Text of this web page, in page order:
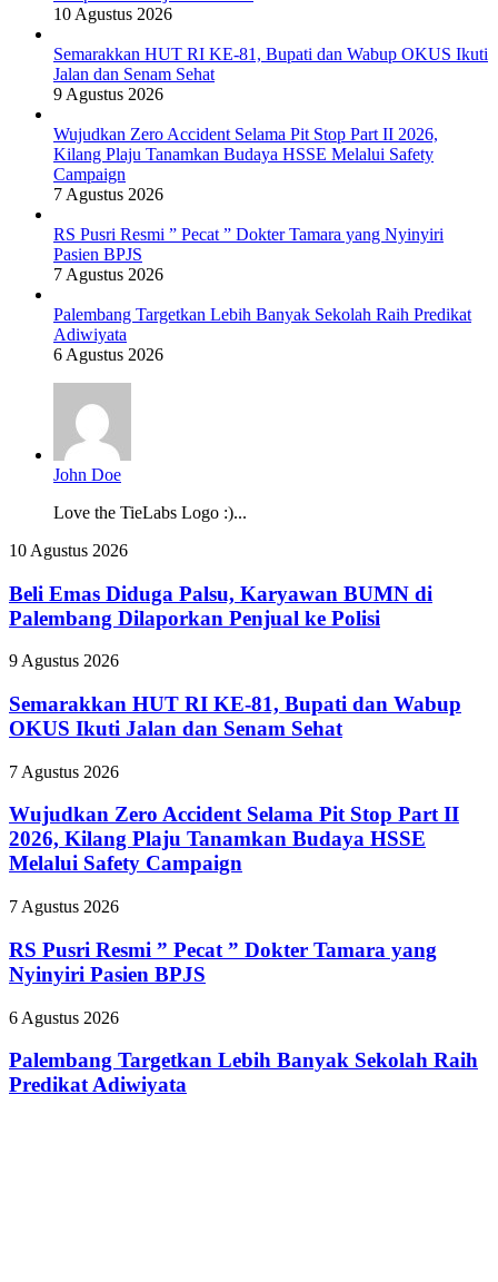
10 Agustus 2026
Semarakkan HUT RI KE-81, Bupati dan Wabup OKUS Ikuti
Jalan dan Senam Sehat
9 Agustus 2026
Wujudkan Zero Accident Selama Pit Stop Part II 2026,
Kilang Plaju Tanamkan Budaya HSSE Melalui Safety
Campaign
7 Agustus 2026
RS Pusri Resmi ” Pecat ” Dokter Tamara yang Nyinyiri
Pasien BPJS
7 Agustus 2026
Palembang Targetkan Lebih Banyak Sekolah Raih Predikat
Adiwiyata
6 Agustus 2026
John Doe
Love the TieLabs Logo :)...
Beli
Diduga
Palsu,
Karyawan
di
Dilaporkan
Penjual
Polisi
10 Agustus 2026
Beli Emas Diduga Palsu, Karyawan BUMN di
Palembang Dilaporkan Penjual ke Polisi
Semarakkan
RI
KE-
81,
dan
OKUS
Ikuti
Jalan
Senam
Sehat
9 Agustus 2026
Semarakkan HUT RI KE-81, Bupati dan Wabup
OKUS Ikuti Jalan dan Senam Sehat
Wujudkan
Accident
Selama
Pit
Stop
II
Kilang
Plaju
Tanamkan
Budaya
HSSE
Melalui
Safety
Campaign
7 Agustus 2026
Wujudkan Zero Accident Selama Pit Stop Part II
2026, Kilang Plaju Tanamkan Budaya HSSE
Melalui Safety Campaign
RS
Resmi
”
Pecat
Dokter
yang
Nyinyiri
7 Agustus 2026
RS Pusri Resmi ” Pecat ” Dokter Tamara yang
Nyinyiri Pasien BPJS
Palembang
Lebih
Banyak
Sekolah
6 Agustus 2026
Palembang Targetkan Lebih Banyak Sekolah Raih
Predikat Adiwiyata